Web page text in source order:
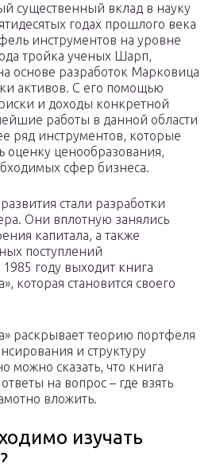
существенный вклад в науку
годах прошлого века
инструментов на уровне
тройка ученых Шарп,
основе разработок Марковица
активов. С его помощью
и доходы конкретной
работы в данной области
ряд инструментов, которые
оценку ценообразования,
сфер бизнеса.
стали разработки
Они вплотную занялись
капитала, а также
поступлений
году выходит книга
которая становится своего
раскрывает теорию портфеля
и структуру
можно сказать, что книга
на вопрос – где взять
вложить.
изучать